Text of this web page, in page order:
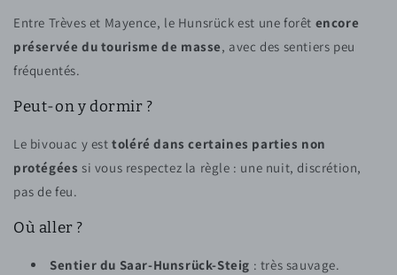
Entre Trèves et Mayence, le Hunsrück est une forêt encore
préservée du tourisme de masse, avec des sentiers peu
fréquentés.
Peut-on y dormir ?
Le bivouac y esttoléré dans certaines parties non
protégées si vous respectez la règle : une nuit, discrétion,
pas de feu.
Où aller ?
Sentier du Saar-Hunsrück-Steig : très sauvage.